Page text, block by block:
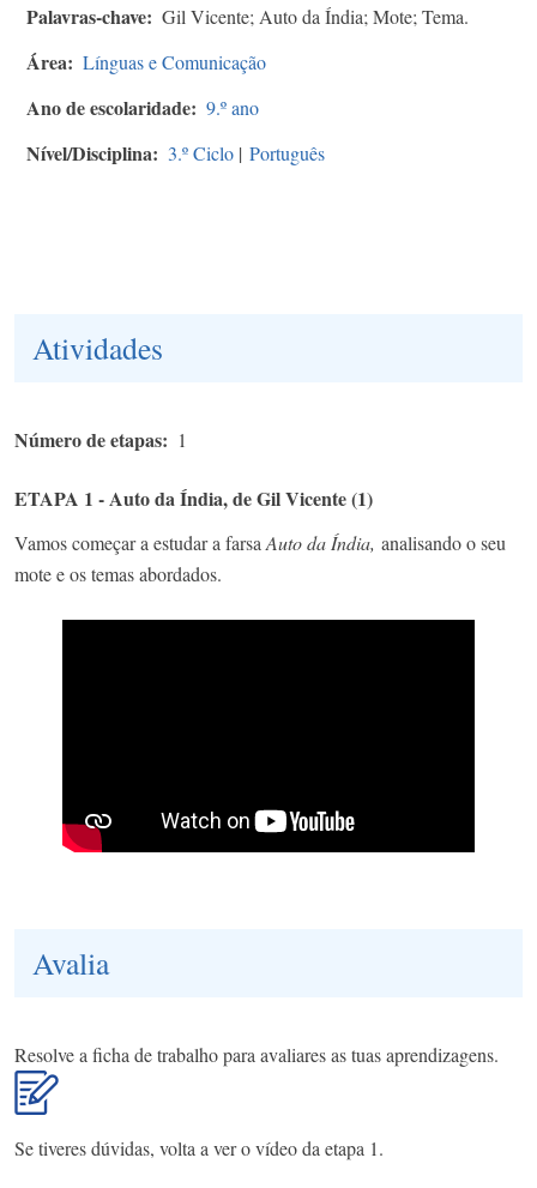
Palavras-chave Gil Vicente; Auto da Índia; Mote; Tema.
Área Línguas e Comunicação
Ano de escolaridade 9.º ano
Nível/Disciplina 3.º Ciclo | Português
Atividades
Número de etapas 1
ETAPA 1 - Auto da Índia, de Gil Vicente (1)
Vamos começar a estudar a farsa Auto da Índia, analisando o seu
mote e os temas abordados.
Avalia
Resolve a ficha de trabalho para avaliares as tuas aprendizagens.
Se tiveres dúvidas, volta a ver o vídeo da etapa 1.